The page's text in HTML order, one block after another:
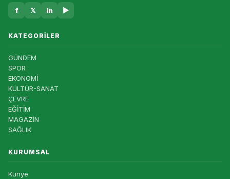
f 𝕏 in ▶
KATEGORILER
GÜNDEM
SPOR
EKONOMİ
KÜLTÜR-SANAT
ÇEVRE
EĞİTİM
MAGAZİN
SAĞLIK
KURUMSAL
Künye